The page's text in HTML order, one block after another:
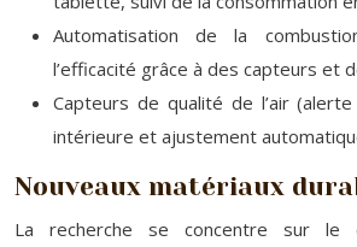
Automatisation de la
l’efficacité grâce à des capteurs et
Capteurs de qualité de l’air
intérieure et ajustement
Nouveaux matériaux
La recherche se concentre sur le